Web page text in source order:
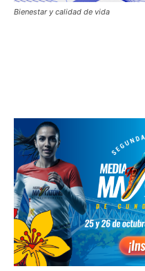
Bienestar y calidad de vida